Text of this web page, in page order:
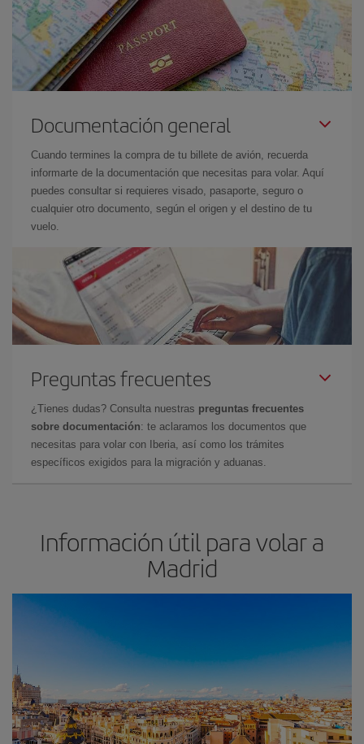
Documentación general
Cuando termines la compra de tu billete de avión, recuerda
informarte de la documentación que necesitas para volar. Aquí
puedes consultar si requieres visado, pasaporte, seguro o
cualquier otro documento, según el origen y el destino de tu
vuelo.
Preguntas frecuentes
¿Tienes dudas? Consulta nuestras preguntas frecuentes
sobre documentación: te aclaramos los documentos que
necesitas para volar con Iberia, así como los trámites
específicos exigidos para la migración y aduanas.
Información útil para volar a
Madrid